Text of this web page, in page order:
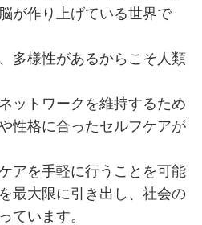
が作り上げている世界で
多様性があるからこそ人類
ットワークを維持するため
性格に合ったセルフケアが
アを手軽に行うことを可能
最大限に引き出し、社会の
ています。